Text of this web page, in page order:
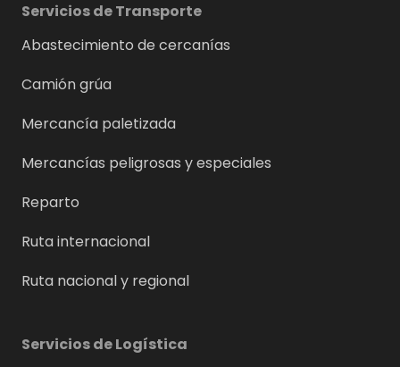
Servicios de Transporte
Abastecimiento de cercanías
Camión grúa
Mercancía paletizada
Mercancías peligrosas y especiales
Reparto
Ruta internacional
Ruta nacional y regional
Servicios de Logística